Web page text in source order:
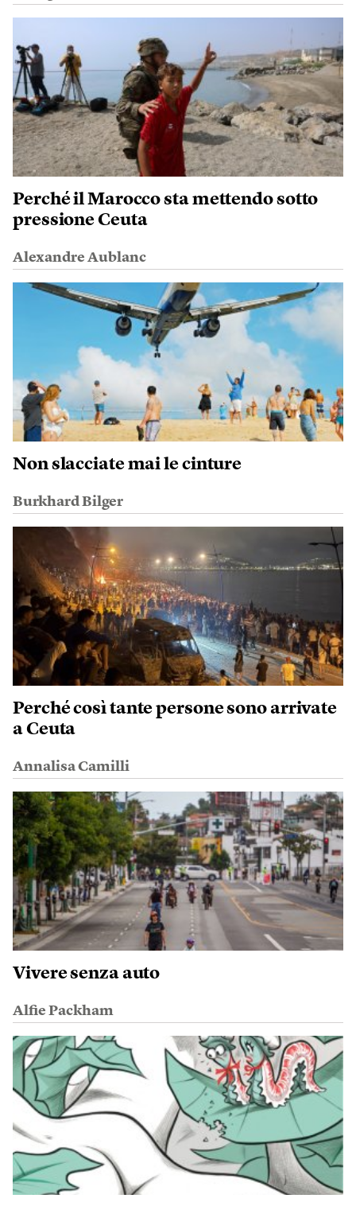
Perché il Marocco sta mettendo sotto
pressione Ceuta
Alexandre Aublanc
Non slacciate mai le cinture
Burkhard Bilger
Perché così tante persone sono arrivate
a Ceuta
Annalisa Camilli
Vivere senza auto
Alfie Packham